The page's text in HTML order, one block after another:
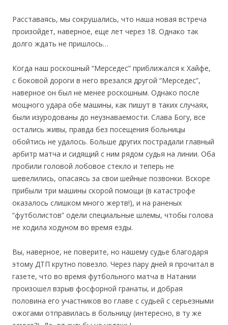
Расставаясь, мы сокрушались, что наша новая встреча
произойдет, наверное, еще лет через 18. Однако так
долго ждать не пришлось…
Когда наш роскошный “Мерседес” приближался к Хайфе,
с боковой дороги в него врезался другой “Мерседес”,
наверное он был не менее роскошным. Однако после
мощного удара обе машины, как пишут в таких случаях,
были изуродованы до неузнаваемости. Слава Богу, все
остались живы, правда без посещения больницы
обойтись не удалось. Больше других пострадали главный
арбитр матча и сидящий с ним рядом судья на линии. Оба
пробили головой лобовое стекло и теперь не
шевелились, опасаясь за свои шейные позвонки. Вскоре
прибыли три машины скорой помощи (в катастрофе
оказалось слишком много жертв!), и на раненых
“футболистов” одели специальные шлемы, чтобы голова
не ходила ходуном во время езды.
Вы, наверное, не поверите, но нашему судье благодаря
этому ДТП крутно повезло. Через пару дней я прочитал в
газете, что во время футбольного матча в Натании
произошел взрыв фосфорной гранаты, и добрая
половина его участников во главе с судьей с серьезными
ожогами отправилась в больницу (интересно, в ту же